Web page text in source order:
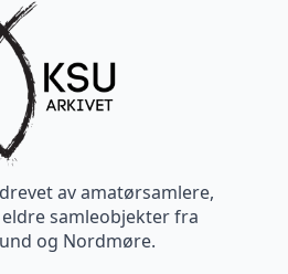
av amatørsamlere,
samleobjekter fra
og Nordmøre.